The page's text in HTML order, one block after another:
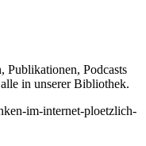
Publikationen, Podcasts
in unserer Bibliothek.
im-internet-ploetzlich-